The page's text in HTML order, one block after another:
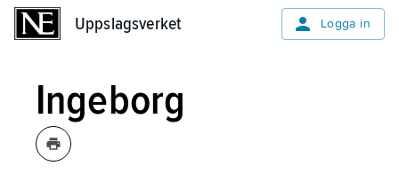
Uppslagsverket Logga in
Ingeborg